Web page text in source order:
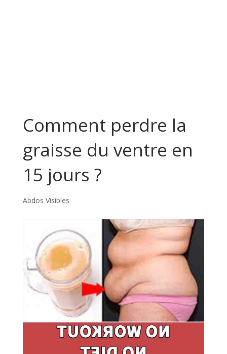
Comment perdre la
graisse du ventre en
15 jours ?
Abdos Visibles